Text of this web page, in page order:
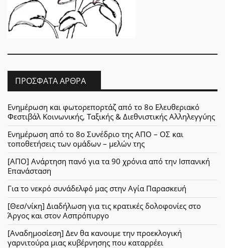
ΠΡΌΣΦΑΤΑ ΆΡΘΡΑ
Ενημέρωση και φωτορεπορτάζ από το 8ο Ελευθεριακό
Φεστιβάλ Κοινωνικής, Ταξικής & Διεθνιστικής Αλληλεγγύης
Ενημέρωση από το 8ο Συνέδριο της ΑΠΟ – ΟΣ και
τοποθετήσεις των ομάδων – μελών της
[ΑΠΟ] Ανάρτηση πανό για τα 90 χρόνια από την Ισπανική
Επανάσταση
Για το νεκρό συνάδελφό μας στην Αγία Παρασκευή
[Θεσ/νίκη] Διαδήλωση για τις κρατικές δολοφονίες στο
Άργος και στον Ασπρόπυργο
[Αναδημοσίεση] Δεν θα κανουμε την προεκλογική
γαρνιτούρα μιας κυβέρνησης που καταρρέει